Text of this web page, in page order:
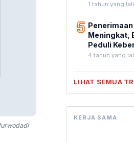
1 tahun yang
5 Meningkat,
Peduli
4 tahun yang
LIHAT SEMUA
KERJA SAMA